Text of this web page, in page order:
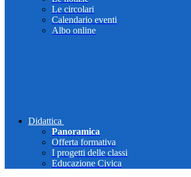
Le circolari
Calendario eventi
Albo online
Didattica
Panoramica
Offerta formativa
I progetti delle classi
Educazione Civica